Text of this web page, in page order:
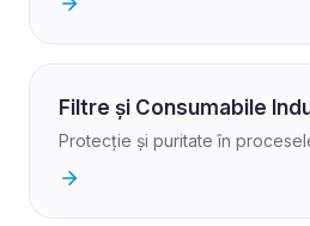
Filtre și Consumabile
Protecție și puritate în